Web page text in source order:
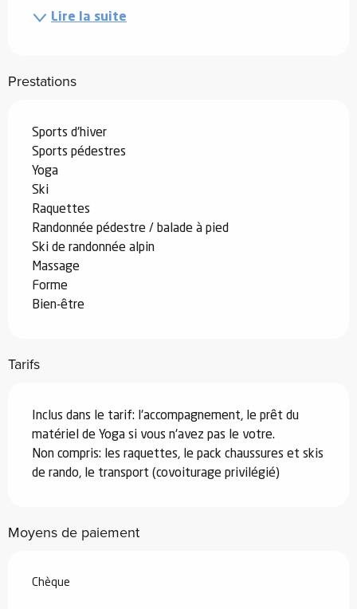
Lire la suite
Prestations
Sports d'hiver
Sports pédestres
Yoga
Ski
Raquettes
Randonnée pédestre / balade à pied
Ski de randonnée alpin
Massage
Forme
Bien-être
Tarifs
Inclus dans le tarif: l'accompagnement, le prêt du
matériel de Yoga si vous n'avez pas le votre.
Non compris: les raquettes, le pack chaussures et skis
de rando, le transport (covoiturage privilégié)
Moyens de paiement
Chèque